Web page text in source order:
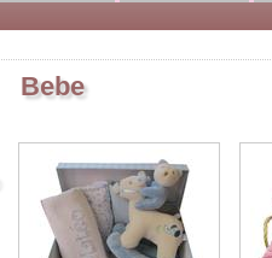
Bebe